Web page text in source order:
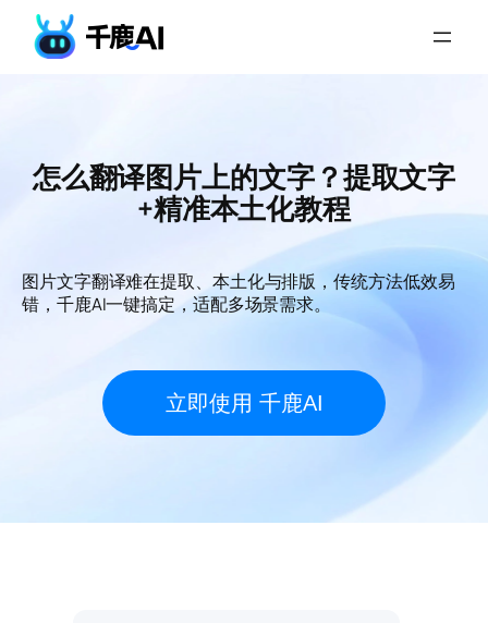
怎么翻译图片上的文字？提取文字
+精准本土化教程
图片文字翻译难在提取、本土化与排版，传统方法低效易
错，千鹿AI一键搞定，适配多场景需求。
立即使用 千鹿AI